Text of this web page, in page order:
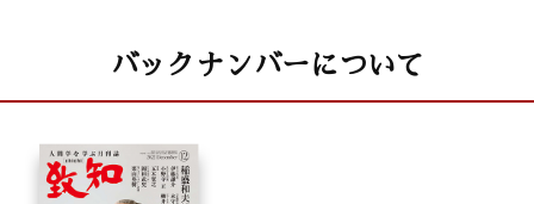
バックナンバーについて